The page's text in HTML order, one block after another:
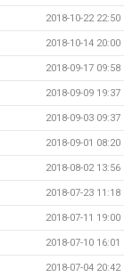
2018-10-22 22:50
2018-10-14 20:00
2018-09-17 09:58
2018-09-09 19:37
2018-09-03 09:37
2018-09-01 08:20
2018-08-02 13:56
2018-07-23 11:18
2018-07-11 19:00
2018-07-10 16:01
2018-07-04 20:42